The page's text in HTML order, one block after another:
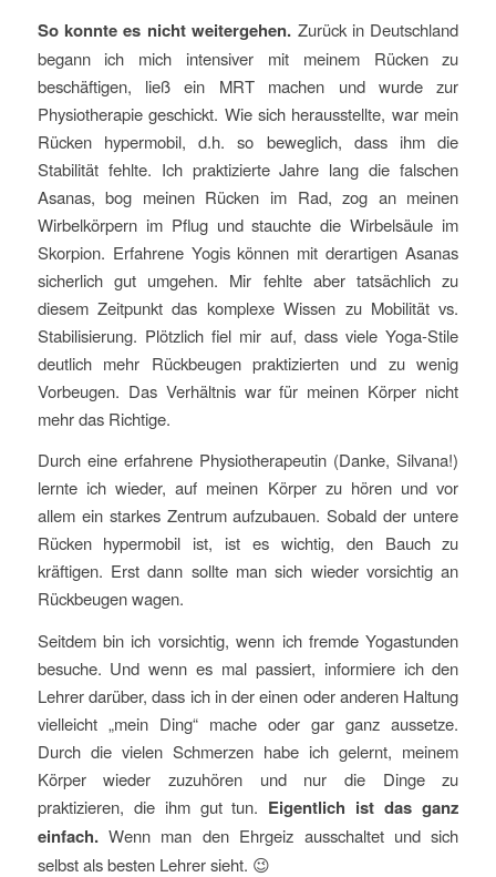
So konnte es nicht weitergehen. Zurück in Deutschland
begann ich mich intensiver mit meinem Rücken zu
beschäftigen, ließ ein MRT machen und wurde zur
Physiotherapie geschickt. Wie sich herausstellte, war mein
Rücken hypermobil, d.h. so beweglich, dass ihm die
Stabilität fehlte. Ich praktizierte Jahre lang die falschen
Asanas, bog meinen Rücken im Rad, zog an meinen
Wirbelkörpern im Pflug und stauchte die Wirbelsäule im
Skorpion. Erfahrene Yogis können mit derartigen Asanas
sicherlich gut umgehen. Mir fehlte aber tatsächlich zu
diesem Zeitpunkt das komplexe Wissen zu Mobilität vs.
Stabilisierung. Plötzlich fiel mir auf, dass viele Yoga-Stile
deutlich mehr Rückbeugen praktizierten und zu wenig
Vorbeugen. Das Verhältnis war für meinen Körper nicht
mehr das Richtige.
Durch eine erfahrene Physiotherapeutin (Danke, Silvana!)
lernte ich wieder, auf meinen Körper zu hören und vor
allem ein starkes Zentrum aufzubauen. Sobald der untere
Rücken hypermobil ist, ist es wichtig, den Bauch zu
kräftigen. Erst dann sollte man sich wieder vorsichtig an
Rückbeugen wagen.
Seitdem bin ich vorsichtig, wenn ich fremde Yogastunden
besuche. Und wenn es mal passiert, informiere ich den
Lehrer darüber, dass ich in der einen oder anderen Haltung
vielleicht „mein Ding“ mache oder gar ganz aussetze.
Durch die vielen Schmerzen habe ich gelernt, meinem
Körper wieder zuzuhören und nur die Dinge zu
praktizieren, die ihm gut tun. Eigentlich ist das ganz
einfach.Wenn man den Ehrgeiz ausschaltet und sich
selbst als besten Lehrer sieht. 😉